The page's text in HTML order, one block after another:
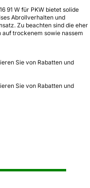
91 W für PKW bietet solide
Abrollverhalten und
Zu beachten sind die eher
trockenem sowie nassem
Sie von Rabatten und
Sie von Rabatten und